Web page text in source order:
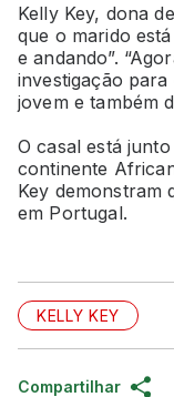
Kelly Key, dona
que o marido
e andando”.
investigação
jovem e também
O casal está
continente
Key demonstram
em Portugal.
KELLY KEY
Compartilhar